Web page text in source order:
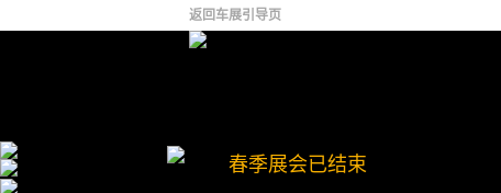
返回车展引导页
春季展会已结束